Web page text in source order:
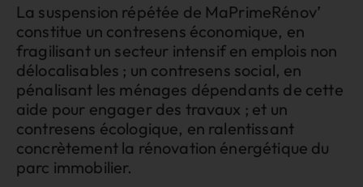
La suspension répétée de MaPrimeRénov’
constitue un contresens économique, en
fragilisant un secteur intensif en emplois non
délocalisables ; un contresens social, en
pénalisant les ménages dépendants de cette
aide pour engager des travaux ; et un
contresens écologique, en ralentissant
concrètement la rénovation énergétique du
parc immobilier.